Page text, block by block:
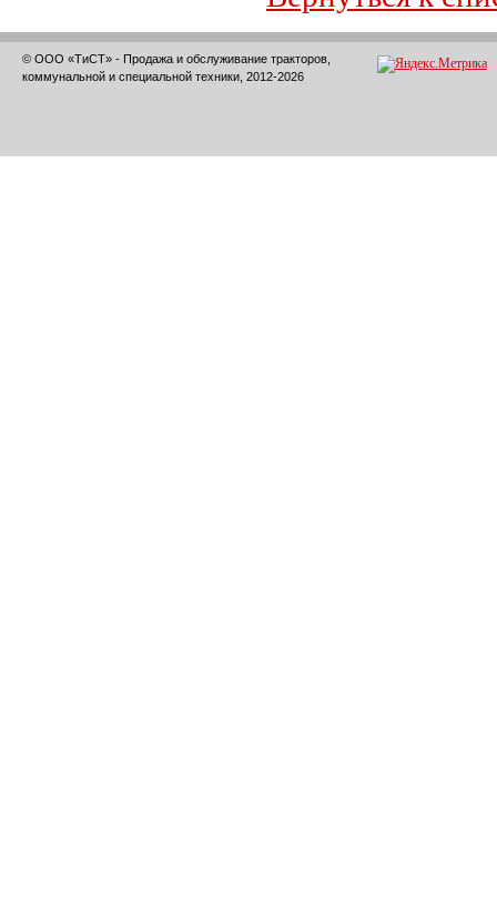
© ООО «ТиСТ» - Продажа и обслуживание тракторов,
коммунальной и специальной техники, 2012-2026